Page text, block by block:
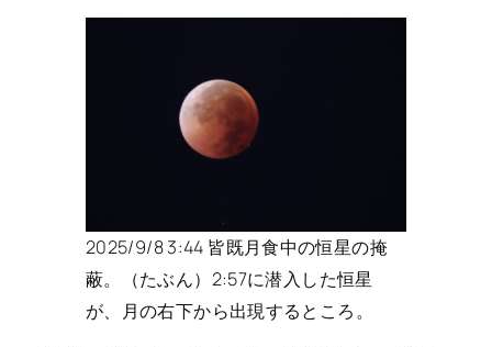
2025/9/8 3:44 皆既月食中の恒星の掩
蔽。（たぶん）2:57に潜入した恒星
が、月の右下から出現するところ。